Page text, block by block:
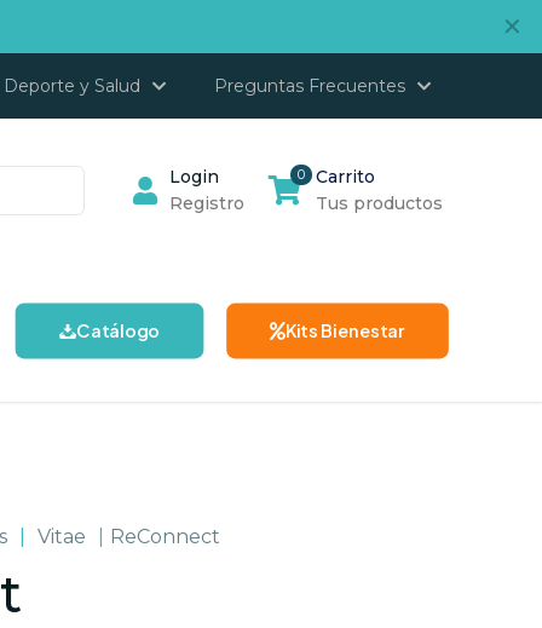
✕
Deporte y Salud Preguntas Frecuentes
Login
Registro
0
Carrito
Tus productos
Catálogo Kits Bienestar
Vitae ReConnect